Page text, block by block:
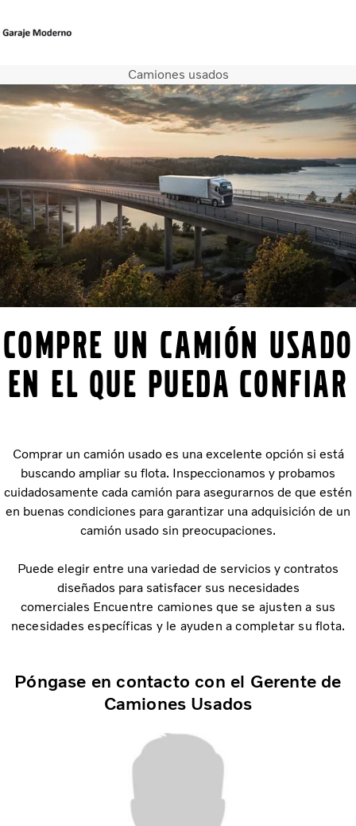
Camiones
Servicios
Camiones usados
Noticias
Contacte con nosotros
Acerca de nosotros
Camiones usados
Compre un camión usado
en el que pueda confiar
Comprar un camión usado es una excelente opción si está
buscando ampliar su flota. Inspeccionamos y probamos
cuidadosamente cada camión para asegurarnos de que estén
en buenas condiciones para garantizar una adquisición de un
camión usado sin preocupaciones.
Puede elegir entre una variedad de servicios y contratos
diseñados para satisfacer sus necesidades
comerciales Encuentre camiones que se ajusten a sus
necesidades específicas y le ayuden a completar su flota.
Póngase en contacto con el Gerente de
Camiones Usados